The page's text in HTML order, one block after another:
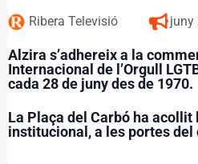
Ribera Televisió juny
Alzira s’adhereix a la
Internacional de l’Orgull
cada 28 de juny des de 1970.
La Plaça del Carbó ha
institucional, a les portes del